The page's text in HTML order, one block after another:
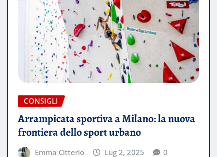
CONSIGLI
Arrampicata sportiva a Milano: la nuova
frontiera dello sport urbano
Emma Citterio Lug 2, 2025 0